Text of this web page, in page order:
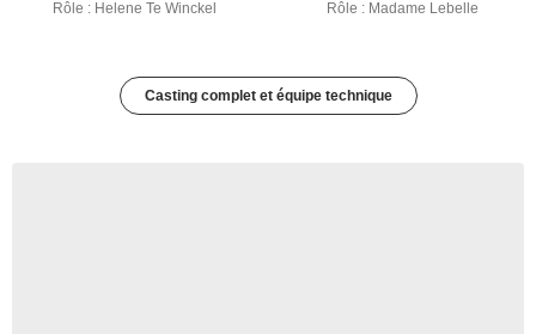
Rôle : Helene Te Winckel Rôle : Madame Lebelle
Casting complet et équipe technique